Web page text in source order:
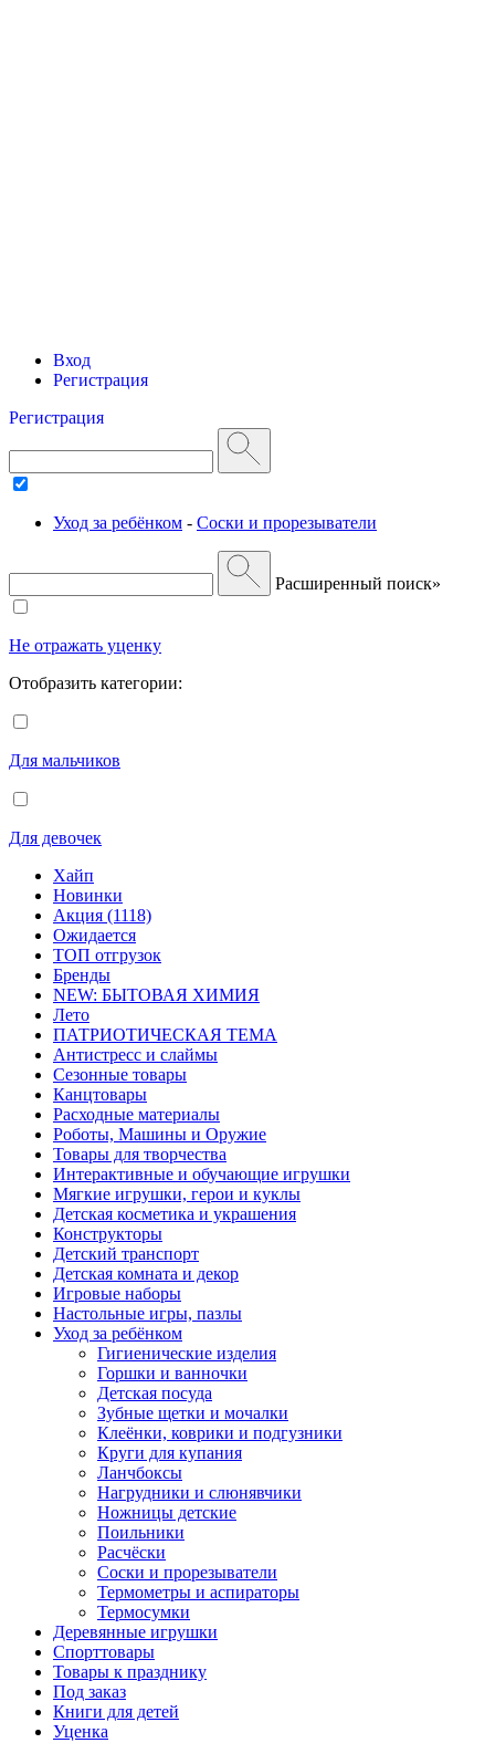
Вход
Регистрация
Регистрация
Уход за ребёнком - Соски и прорезыватели
Расширенный поиск»
Не отражать уценку
Отобразить категории:
Для мальчиков
Для девочек
Хайп
Новинки
Акция (1118)
Ожидается
ТОП отгрузок
Бренды
NEW: БЫТОВАЯ ХИМИЯ
Лето
ПАТРИОТИЧЕСКАЯ ТЕМА
Антистресс и слаймы
Сезонные товары
Канцтовары
Расходные материалы
Роботы, Машины и Оружие
Товары для творчества
Интерактивные и обучающие игрушки
Мягкие игрушки, герои и куклы
Детская косметика и украшения
Конструкторы
Детский транспорт
Детская комната и декор
Игровые наборы
Настольные игры, пазлы
Уход за ребёнком
Гигиенические изделия
Горшки и ванночки
Детская посуда
Зубные щетки и мочалки
Клеёнки, коврики и подгузники
Круги для купания
Ланчбоксы
Нагрудники и слюнявчики
Ножницы детские
Поильники
Расчёски
Соски и прорезыватели
Термометры и аспираторы
Термосумки
Деревянные игрушки
Спорттовары
Товары к празднику
Под заказ
Книги для детей
Уценка